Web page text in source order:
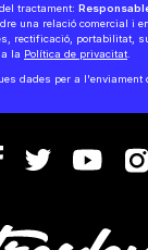
tractament:
una relació comercial i
rectificació, portabilitat,
la Política de privacitat
dades per a l'enviament